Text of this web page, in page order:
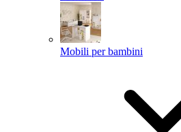
Mobili per bambini